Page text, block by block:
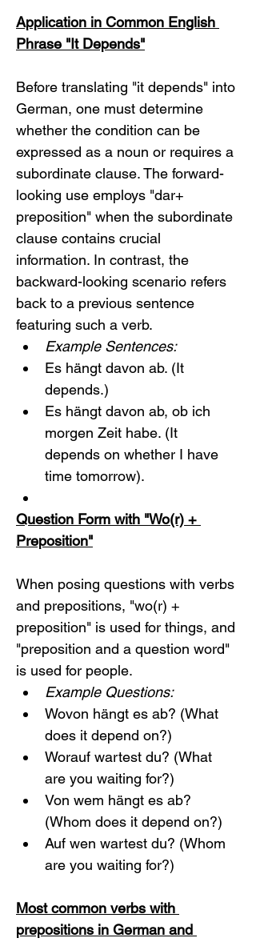
Application in Common English
Phrase "It Depends"
Before translating "it depends" into
German, one must determine
whether the condition can be
expressed as a noun or requires a
subordinate clause. The forward-
looking use employs "dar+
preposition" when the subordinate
clause contains crucial
information. In contrast, the
backward-looking scenario refers
back to a previous sentence
featuring such a verb.
Example Sentences:
Es hängt davon ab. (It
depends.)
Es hängt davon ab, ob ich
morgen Zeit habe. (It
depends on whether I have
time tomorrow).
Question Form with "Wo(r) +
Preposition"
When posing questions with verbs
and prepositions, "wo(r) +
preposition" is used for things, and
"preposition and a question word"
is used for people.
Example Questions:
Wovon hängt es ab? (What
does it depend on?)
Worauf wartest du? (What
are you waiting for?)
Von wem hängt es ab?
(Whom does it depend on?)
Auf wen wartest du? (Whom
are you waiting for?)
Most common verbs with
prepositions in German and